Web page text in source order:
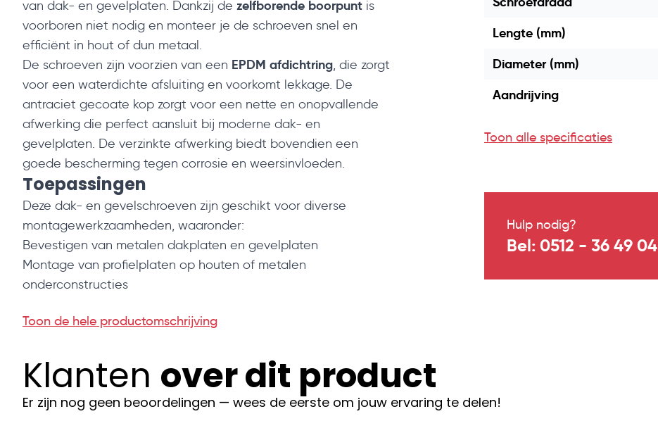
van dak- en gevelplaten. Dankzij de zelfborende boorpunt is
voorboren niet nodig en monteer je de schroeven snel en
efficiënt in hout of dun metaal.
De schroeven zijn voorzien van een EPDM afdichtring, die zorgt
voor een waterdichte afsluiting en voorkomt lekkage. De
antraciet gecoate kop zorgt voor een nette en onopvallende
afwerking die perfect aansluit bij moderne dak- en
gevelplaten. De verzinkte afwerking biedt bovendien een
goede bescherming tegen corrosie en weersinvloeden.
Toepassingen
Deze dak- en gevelschroeven zijn geschikt voor diverse
montagewerkzaamheden, waaronder:
Bevestigen van metalen dakplaten en gevelplaten
Montage van profielplaten op houten of metalen
onderconstructies
schuren
Professionele dak- en gevelmontage
Technische specificaties
Type
Dak- en gevelschroef
Toon de hele productomschrijving
Lengte (mm)
Diameter (mm)
Aandrijving
Toon alle specificaties
Hulp nodig?
Bel: 0512 - 36 49 04
Klanten over dit product
Er zijn nog geen beoordelingen — wees de eerste om jouw ervaring te delen!